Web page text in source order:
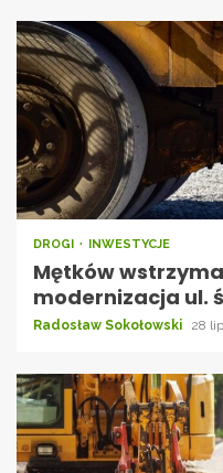
DROGI INWESTYCJE
Mętków
modernizacja ul.
Radosław Sokołowski 28